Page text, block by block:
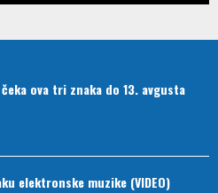
ova tri znaka do 13. avgusta
elektronske muzike (VIDEO)